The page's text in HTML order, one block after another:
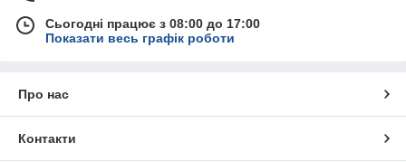
Сьогодні працює з 08:00 до 17:00
Показати весь графік роботи
Про нас
Контакти